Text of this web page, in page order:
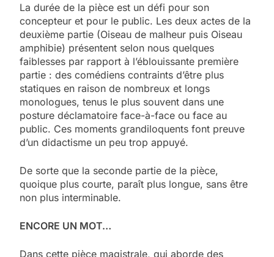
La durée de la pièce est un défi pour son
concepteur et pour le public. Les deux actes de la
deuxième partie (Oiseau de malheur puis Oiseau
amphibie) présentent selon nous quelques
faiblesses par rapport à l’éblouissante première
partie : des comédiens contraints d’être plus
statiques en raison de nombreux et longs
monologues, tenus le plus souvent dans une
posture déclamatoire face-à-face ou face au
public. Ces moments grandiloquents font preuve
d’un didactisme un peu trop appuyé.
De sorte que la seconde partie de la pièce,
quoique plus courte, paraît plus longue, sans être
non plus interminable.
ENCORE UN MOT…
Dans cette pièce magistrale, qui aborde des